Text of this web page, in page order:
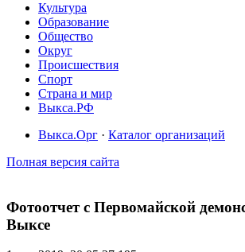
Культура
Образование
Общество
Округ
Происшествия
Спорт
Страна и мир
Выкса.РФ
Выкса.Орг · Каталог организаций
Полная версия сайта
Фотоотчет с Первомайской
Выксе